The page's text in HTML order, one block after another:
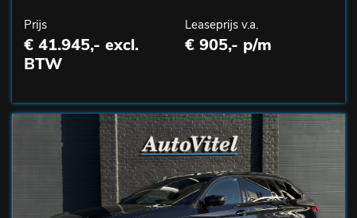
Prijs
€ 41.945,- excl.
BTW
Leaseprijs v.a.
€ 905,- p/m